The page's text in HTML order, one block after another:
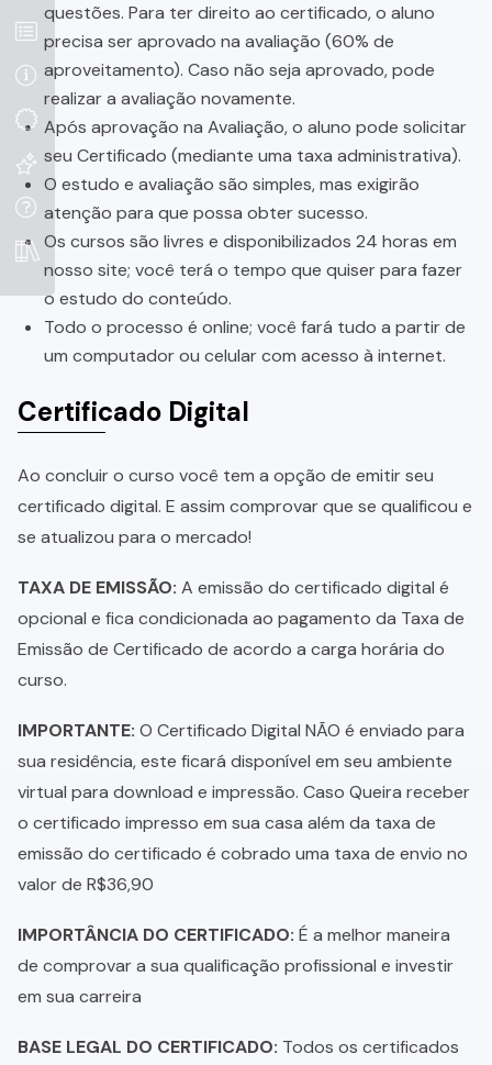
questões. Para ter direito ao certificado, o aluno
precisa ser aprovado na avaliação (60% de
aproveitamento). Caso não seja aprovado, pode
realizar a avaliação novamente.
Após aprovação na Avaliação, o aluno pode solicitar
seu Certificado (mediante uma taxa administrativa).
O estudo e avaliação são simples, mas exigirão
atenção para que possa obter sucesso.
Os cursos são livres e disponibilizados 24 horas em
nosso site; você terá o tempo que quiser para fazer
o estudo do conteúdo.
Todo o processo é online; você fará tudo a partir de
um computador ou celular com acesso à internet.
Certificado Digital
Ao concluir o curso você tem a opção de emitir seu
certificado digital. E assim comprovar que se qualificou e
se atualizou para o mercado!
TAXA DE EMISSÃO: A emissão do certificado digital é
opcional e fica condicionada ao pagamento da Taxa de
Emissão de Certificado de acordo a carga horária do
curso.
IMPORTANTE: O Certificado Digital NÃO é enviado para
sua residência, este ficará disponível em seu ambiente
virtual para download e impressão. Caso Queira receber
o certificado impresso em sua casa além da taxa de
emissão do certificado é cobrado uma taxa de envio no
valor de R$36,90
IMPORTÂNCIA DO CERTIFICADO: É a melhor maneira
de comprovar a sua qualificação profissional e investir
em sua carreira
BASE LEGAL DO CERTIFICADO: Todos os certificados